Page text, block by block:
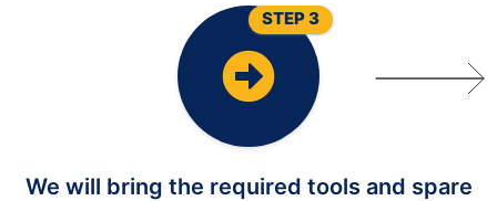
We will bring the required tools and spare
STEP 3